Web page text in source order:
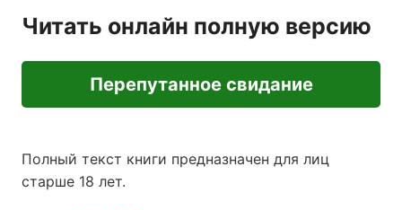
Читать онлайн полную версию
Перепутанное свидание
Полный текст книги предназначен для лиц
старше 18 лет.